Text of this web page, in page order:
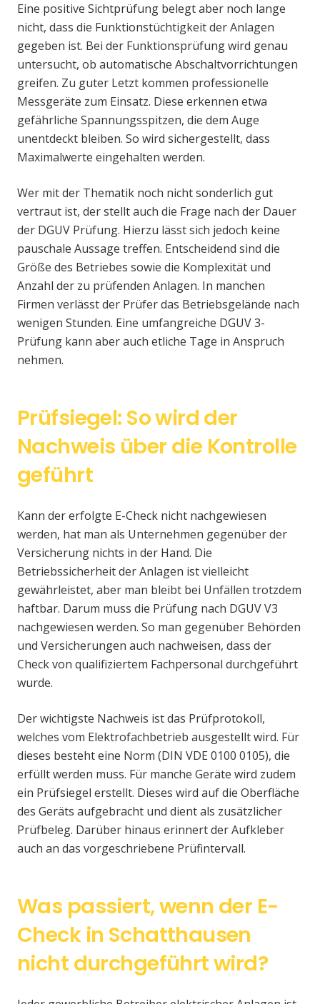
Eine positive Sichtprüfung belegt aber noch lange
nicht, dass die Funktionstüchtigkeit der Anlagen
gegeben ist. Bei der Funktionsprüfung wird genau
untersucht, ob automatische Abschaltvorrichtungen
greifen. Zu guter Letzt kommen professionelle
Messgeräte zum Einsatz. Diese erkennen etwa
gefährliche Spannungsspitzen, die dem Auge
unentdeckt bleiben. So wird sichergestellt, dass
Maximalwerte eingehalten werden.
Wer mit der Thematik noch nicht sonderlich gut
vertraut ist, der stellt auch die Frage nach der Dauer
der DGUV Prüfung. Hierzu lässt sich jedoch keine
pauschale Aussage treffen. Entscheidend sind die
Größe des Betriebes sowie die Komplexität und
Anzahl der zu prüfenden Anlagen. In manchen
Firmen verlässt der Prüfer das Betriebsgelände nach
wenigen Stunden. Eine umfangreiche DGUV 3-
Prüfung kann aber auch etliche Tage in Anspruch
nehmen.
Prüfsiegel: So wird der
Nachweis über die Kontrolle
geführt
Kann der erfolgte E-Check nicht nachgewiesen
werden, hat man als Unternehmen gegenüber der
Versicherung nichts in der Hand. Die
Betriebssicherheit der Anlagen ist vielleicht
gewährleistet, aber man bleibt bei Unfällen trotzdem
haftbar. Darum muss die Prüfung nach DGUV V3
nachgewiesen werden. So man gegenüber Behörden
und Versicherungen auch nachweisen, dass der
Check von qualifiziertem Fachpersonal durchgeführt
wurde.
Der wichtigste Nachweis ist das Prüfprotokoll,
welches vom Elektrofachbetrieb ausgestellt wird. Für
dieses besteht eine Norm (DIN VDE 0100 0105), die
erfüllt werden muss. Für manche Geräte wird zudem
ein Prüfsiegel erstellt. Dieses wird auf die Oberfläche
des Geräts aufgebracht und dient als zusätzlicher
Prüfbeleg. Darüber hinaus erinnert der Aufkleber
auch an das vorgeschriebene Prüfintervall.
Was passiert, wenn der E-
Check in Schatthausen
nicht durchgeführt wird?